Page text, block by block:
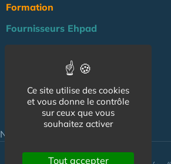
Formation
Fournisseurs Ehpad
Réglementation
Outils
Groupe Maison de Retraite
NOS AUTRES SITES :
Ce site utilise des cookies
et vous donne le contrôle
sur ceux que vous
souhaitez activer
Tout accepter